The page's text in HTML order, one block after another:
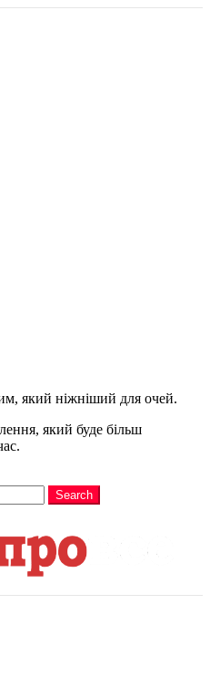
який ніжніший для очей.
який буде більш
Search